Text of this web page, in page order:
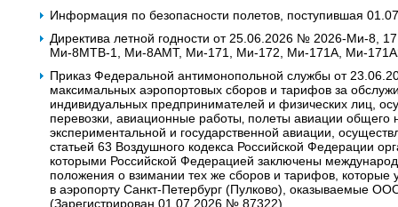
Информация по безопасности полетов, поступившая
Директива летной годности от 25.06.2026 № 2026-Ми-8,
Ми-8МТВ-1, Ми-8АМТ, Ми-171, Ми-172, Ми-171А, Ми-
Приказ Федеральной антимонопольной службы от
максимальных аэропортовых сборов и тарифов за
индивидуальных предпринимателей и физических лиц,
перевозки, авиационные работы‚ полеты авиации общего
экспериментальной и государственной авиации,
статьей 63 Воздушного кодекса Российской Федерации
которыми Российской Федерацией заключены
положения о взимании тех же сборов и тарифов, которые
в аэропорту Санкт-Петербург (Пулково), оказываемые
(Зарегистрирован 01.07.2026 № 87322)